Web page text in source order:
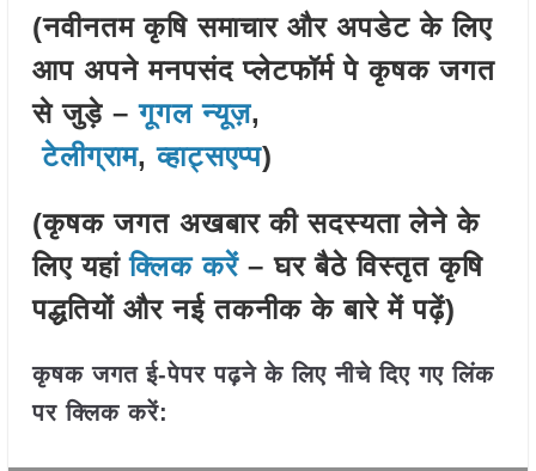
(नवीनतम कृषि समाचार और अपडेट के लिए
आप अपने मनपसंद प्लेटफॉर्म पे कृषक जगत
से जुड़े – गूगल न्यूज़,
टेलीग्राम,व्हाट्सएप्प)
(कृषक जगत अखबार की सदस्यता लेने के
लिए यहांक्लिक करें– घर बैठे विस्तृत कृषि
पद्धतियों और नई तकनीक के बारे में पढ़ें)
कृषक जगत ई-पेपर पढ़ने के लिए नीचे दिए गए लिंक
पर क्लिक करें: